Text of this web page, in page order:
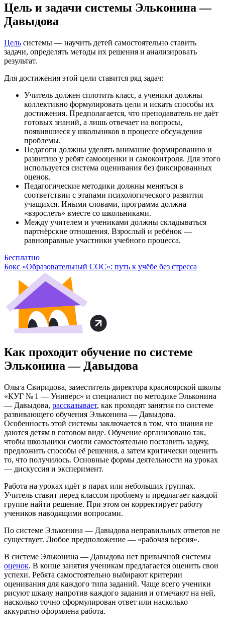
Цель и задачи системы Эльконина —
Давыдова
Цель системы — научить детей самостоятельно ставить
задачи, определять методы их решения и анализировать
результат.
Для достижения этой цели ставится ряд задач:
Учитель должен сплотить класс, а ученики должны
коллективно формулировать цели и искать способы их
достижения. Предполагается, что преподаватель не даёт
готовых знаний, а лишь отвечает на вопросы,
появившиеся у школьников в процессе обсуждения
проблемы.
Педагоги должны уделять внимание формированию и
развитию у ребят самооценки и самоконтроля. Для этого
используется система оценивания без фиксированных
оценок.
Педагогические методики должны меняться в
соответствии с этапами психологического развития
учащихся. Иными словами, программа должна
«взрослеть» вместе со школьниками.
Между учителем и учениками должны складываться
партнёрские отношения. Взрослый и ребёнок —
равноправные участники учебного процесса.
Бесплатно
Бокс «Образовательный СОС»: путь к учёбе без стресса
Как проходит обучение по системе
Эльконина — Давыдова
Ольга Свиридова, заместитель директора красноярской школы
«КУГ № 1 — Универс» и специалист по методике Эльконина
— Давыдова, рассказывает, как проходят занятия по системе
развивающего обучения Эльконина — Давыдова.
Особенность этой системы заключается в том, что знания не
даются детям в готовом виде. Обучение организовано так,
чтобы школьники смогли самостоятельно поставить задачу,
предложить способы её решения, а затем критически оценить
то, что получилось. Основные формы деятельности на уроках
— дискуссия и эксперимент.
Работа на уроках идёт в парах или небольших группах.
Учитель ставит перед классом проблему и предлагает каждой
группе найти решение. При этом он корректирует работу
учеников наводящими вопросами.
По системе Эльконина — Давыдова неправильных ответов не
существует. Любое предположение — «рабочая версия».
В системе Эльконина — Давыдова нет привычной системы
оценок. В конце занятия ученикам предлагается оценить свои
успехи. Ребята самостоятельно выбирают критерии
оценивания для каждого типа заданий. Чаще всего ученики
рисуют шкалу напротив каждого задания и отмечают на ней,
насколько точно сформулирован ответ или насколько
аккуратно оформлена работа.